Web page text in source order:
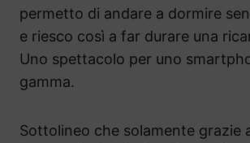
permetto di andare a dormire
e riesco così a far durare una
Uno spettacolo per uno
gamma.
Sottolineo che solamente grazie